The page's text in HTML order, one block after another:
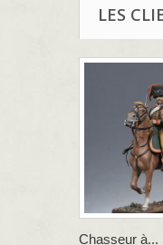
LES
Chasseur à...